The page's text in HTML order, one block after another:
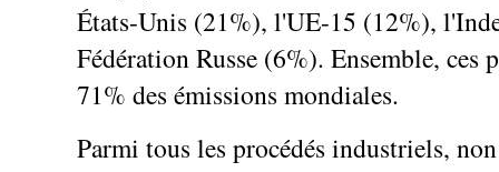
États-Unis (21%), l'UE-15 (12%),
Fédération Russe (6%). Ensemble, ces
71% des émissions mondiales.
Parmi tous les procédés industriels,